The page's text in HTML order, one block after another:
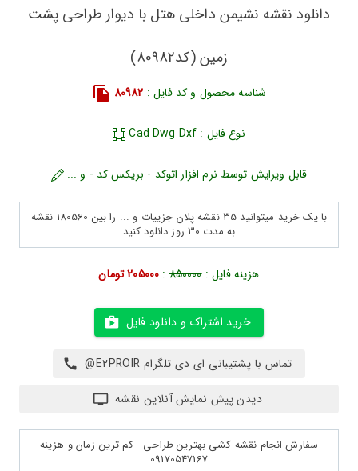
دانلود نقشه نشیمن داخلی هتل با دیوار طراحی پشت
زمین (کد80982)
شناسه محصول و کد فایل : 80982
نوع فایل : Cad Dwg Dxf
قابل ویرایش توسط نرم افزار اتوکد - بریکس کد - و ...
با یک خرید میتوانید 35 نقشه پلان جزییات و ... را بین 180560 نقشه
به مدت 30 روز دانلود کنید
هزینه فایل :850000
: 205000 تومان
خرید اشتراک و دانلود فایل
تماس با پشتیبانی ای دی تلگرام E2PROIR@
دیدن پیش نمایش آنلاین نقشه
سفارش انجام نقشه کشی بهترین طراحی - کم ترین زمان و هزینه
09170547167